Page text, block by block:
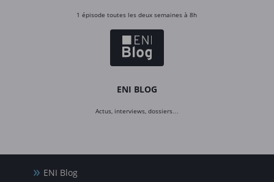
1 épisode toutes les deux semaines à 8h
ENI BLOG
Actus, interviews, dossiers…
ENI Blog